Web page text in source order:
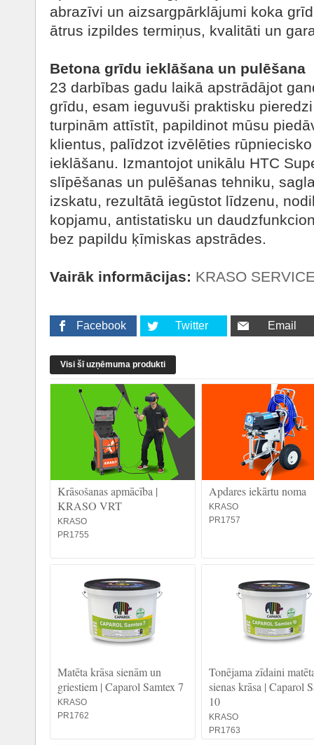
abrazīvi un aizsargpārklājumi koka
ātrus izpildes termiņus, kvalitāti un
Betona grīdu ieklāšana un pulēšana
23 darbības gadu laikā apstrādājot
grīdu, esam ieguvuši praktisku
turpinām attīstīt, papildinot mūsu
klientus, palīdzot izvēlēties
ieklāšanu. Izmantojot unikālu HTC
slīpēšanas un pulēšanas tehniku,
izskatu, rezultātā iegūstot līdzenu,
kopjamu, antistatisku un
bez papildu ķīmiskas apstrādes.
Vairāk informācijas: KRASO
Facebook Twitter Email
Visi šī uzņēmuma produkti
Krāsošanas apmācība |
KRASO VRT
KRASO
PR1755
Apdares iekārtu noma
KRASO
PR1757
Matēta krāsa sienām un
griestiem | Caparol Samtex 7
KRASO
PR1762
Tonējama zīdaini
sienas krāsa | Caparol
10
KRASO
PR1763